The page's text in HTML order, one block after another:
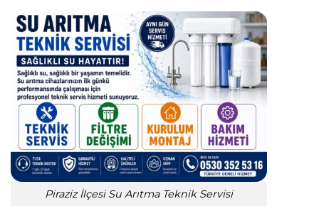
Piraziz İlçesi Su Arıtma Teknik Servisi